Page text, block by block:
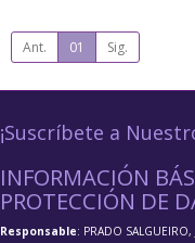
Ant. 01 Sig.
¡Suscríbete a
INFORMACIÓN
PROTECCIÓN DE
Responsable: PRADO SALGUEIRO,